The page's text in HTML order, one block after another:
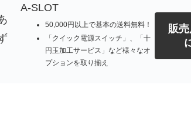
A-SLOT
50,000円以上で基本の送料無料！
「クイック電源スイッチ」、「十
円玉加工サービス」など様々なオ
プションを取り揃え
販